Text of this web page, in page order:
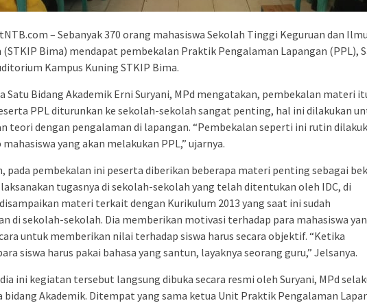
– Sebanyak 370 orang mahasiswa Sekolah Tinggi Keguruan dan Ilmu
(STKIP Bima) mendapat pembekalan Praktik Pengalaman Lapangan (PPL),
Kampus Kuning STKIP Bima.
Satu Bidang Akademik Erni Suryani, MPd mengatakan, pembekalan materi
PPL diturunkan ke sekolah-sekolah sangat penting, hal ini dilakukan
teori dengan pengalaman di lapangan. “Pembekalan seperti ini rutin
yang akan melakukan PPL,” ujarnya.
pada pembekalan ini peserta diberikan beberapa materi penting sebagai
tugasnya di sekolah-sekolah yang telah ditentukan oleh IDC, di
materi terkait dengan Kurikulum 2013 yang saat ini sudah
di sekolah-sekolah. Dia memberikan motivasi terhadap para mahasiswa
untuk memberikan nilai terhadap siswa harus secara objektif. “Ketika
siswa harus pakai bahasa yang santun, layaknya seorang guru,” Jelsanya.
ini kegiatan tersebut langsung dibuka secara resmi oleh Suryani, MPd
bidang Akademik. Ditempat yang sama ketua Unit Praktik Pengalaman